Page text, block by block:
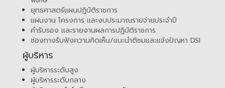
ยุทธศาสตร์แผนปฏิบัติราชการ
แผนงาน โครงการ และงบประมาณรายจ่ายประจำปี
คำรับรอง และรายงานผลการปฏิบัติราชการ
ช่องทางรับฟังความคิดเห็น/แนะนำติชมและแจ้งปัญหา DSI
ผู้บริหาร
ผู้บริหารระดับสูง
ผู้บริหารระดับกลาง